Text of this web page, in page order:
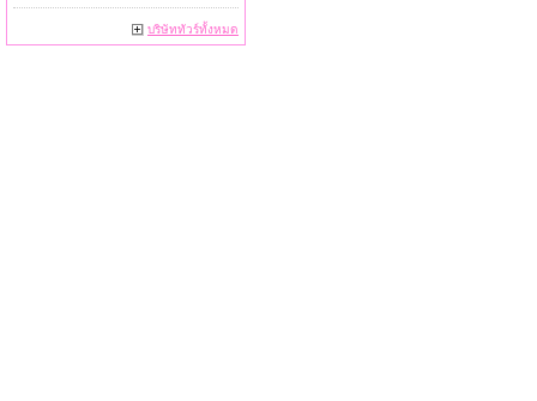
บริษัททัวร์ทั้งหมด